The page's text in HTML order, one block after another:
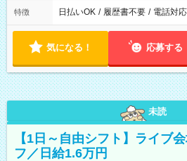
特徴 日払いOK / 履歴書不要 / 電話対
気になる！ 応募する
未読
【1日～自由シフト】ライブ
フ／日給1.6万円